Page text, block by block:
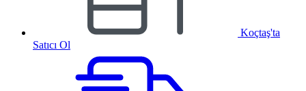
Koçtaş'ta
Satıcı Ol